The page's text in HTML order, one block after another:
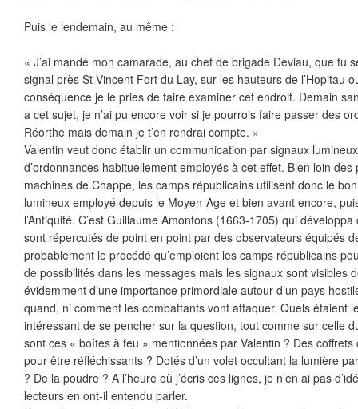
Puis le lendemain, au même :
« J’ai mandé mon camarade, au chef de brigade Deviau, que tu
signal près St Vincent Fort du Lay, sur les hauteurs de l’Hopitau
conséquence je le pries de faire examiner cet endroit. Demain
a cet sujet, je n’ai pu encore voir si je pourrois faire passer des
Réorthe mais demain je t’en rendrai compte. »
Valentin veut donc établir un communication par signaux
d’ordonnances habituellement employés à cet effet. Bien loin
machines de Chappe, les camps républicains utilisent donc le
lumineux employé depuis le Moyen-Age et bien avant encore,
l’Antiquité. C’est Guillaume Amontons (1663-1705) qui
sont répercutés de point en point par des observateurs équipés
probablement le procédé qu’emploient les camps républicains
de possibilités dans les messages mais les signaux sont visibles
évidemment d’une importance primordiale autour d’un pays
quand, ni comment les combattants vont attaquer. Quels étaient
intéressant de se pencher sur la question, tout comme sur celle
sont ces « boîtes à feu » mentionnées par Valentin ? Des
pour être réfléchissants ? Dotés d’un volet occultant la lumière
? De la poudre ? A l’heure où j’écris ces lignes, je n’en ai pas
lecteurs en ont-il entendu parler.